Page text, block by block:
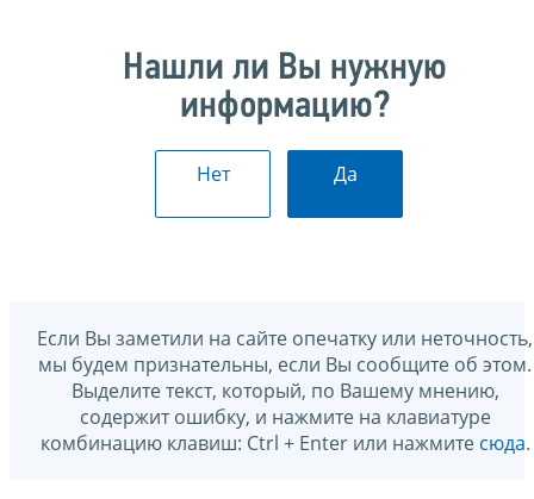
Нашли ли Вы нужную
информацию?
Нет Да
Если Вы заметили на сайте опечатку или неточность,
мы будем признательны, если Вы сообщите об этом.
Выделите текст, который, по Вашему мнению,
содержит ошибку, и нажмите на клавиатуре
комбинацию клавиш: Ctrl + Enter или нажмите сюда.